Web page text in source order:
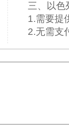
三、以色
1.需要提
2.无需支